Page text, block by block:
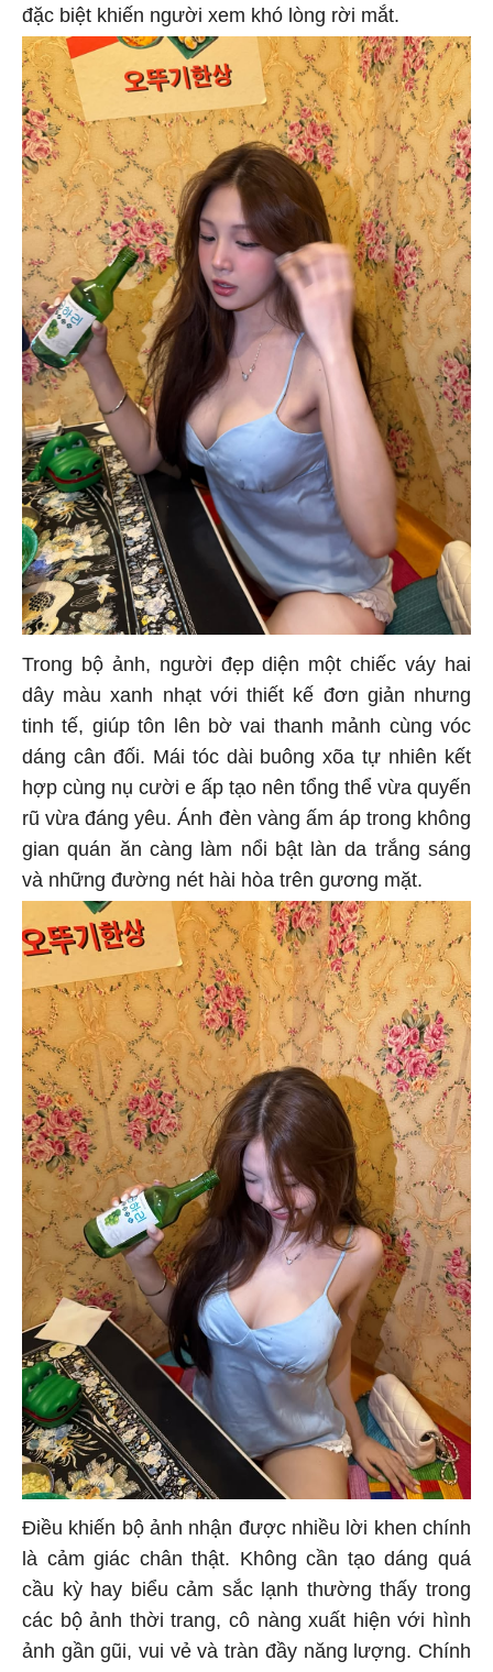
đặc biệt khiến người xem khó lòng rời mắt.
Trong bộ ảnh, người đẹp diện một chiếc váy hai
dây màu xanh nhạt với thiết kế đơn giản nhưng
tinh tế, giúp tôn lên bờ vai thanh mảnh cùng vóc
dáng cân đối. Mái tóc dài buông xõa tự nhiên kết
hợp cùng nụ cười e ấp tạo nên tổng thể vừa quyến
rũ vừa đáng yêu. Ánh đèn vàng ấm áp trong không
gian quán ăn càng làm nổi bật làn da trắng sáng
và những đường nét hài hòa trên gương mặt.
Điều khiến bộ ảnh nhận được nhiều lời khen chính
là cảm giác chân thật. Không cần tạo dáng quá
cầu kỳ hay biểu cảm sắc lạnh thường thấy trong
các bộ ảnh thời trang, cô nàng xuất hiện với hình
ảnh gần gũi, vui vẻ và tràn đầy năng lượng. Chính